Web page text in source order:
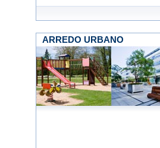
ARREDO URBANO